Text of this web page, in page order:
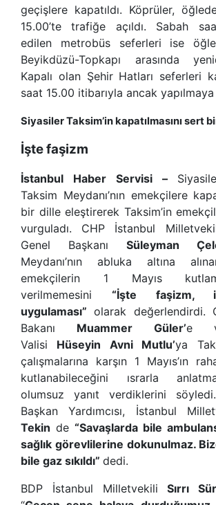
geçişlere kapatıldı. Köprüler,
15.00’te trafiğe açıldı. Sabah
edilen metrobüs seferleri ise
Beyikdüzü-Topkapı arasında
Kapalı olan Şehir Hatları seferleri
saat 15.00 itibarıyla ancak yapılmaya
Siyasiler Taksim’in kapatılmasını sert
İşte faşizm
İstanbul Haber Servisi –
Taksim Meydanı’nın emekçilere
bir dille eleştirerek Taksim’in
vurguladı. CHP İstanbul
Genel Başkanı Süleyman
Meydanı’nın abluka altına
emekçilerin 1 Mayıs
verilmemesini “İşte faşizm,
uygulaması” olarak değerlendirdi.
Bakanı Muammer Güler’e
Valisi Hüseyin Avni Mutlu’ya
çalışmalarına karşın 1 Mayıs’ın
kutlanabileceğini ısrarla
olumsuz yanıt verdiklerini
Başkan Yardımcısı, İstanbul
Tekin de “Savaşlarda bile
sağlık görevlilerine dokunulmaz.
bile gaz sıkıldı” dedi.
BDP İstanbul MilletvekiliSırrı